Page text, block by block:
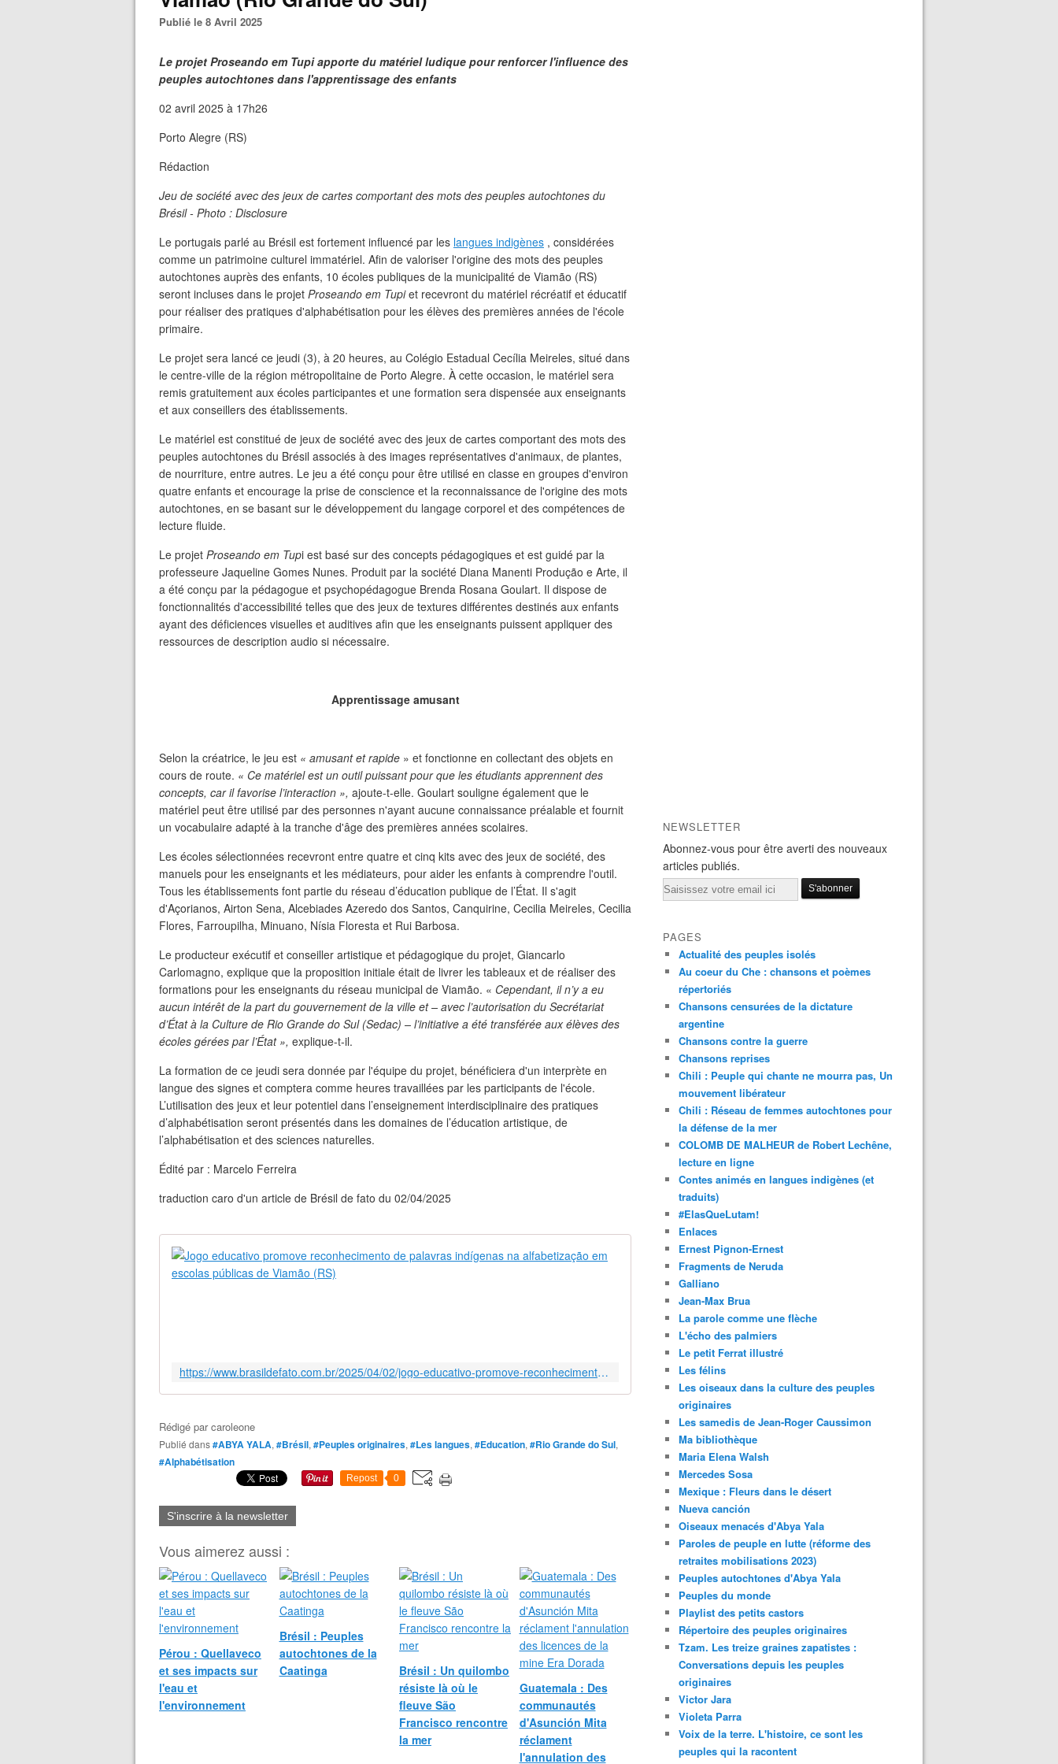
Publié le 8 Avril 2025
Le projet Proseando em Tupi apporte du matériel ludique pour renforcer l'influence des
peuples autochtones dans l'apprentissage des enfants
02 avril 2025 à 17h26
Porto Alegre (RS)
Rédaction
Jeu de société avec des jeux de cartes comportant des mots des peuples autochtones du
Brésil - Photo : Disclosure
Le portugais parlé au Brésil est fortement influencé par les langues indigènes , considérées
comme un patrimoine culturel immatériel. Afin de valoriser l'origine des mots des peuples
autochtones auprès des enfants, 10 écoles publiques de la municipalité de Viamão (RS)
seront incluses dans le projet Proseando em Tupiet recevront du matériel récréatif et éducatif
pour réaliser des pratiques d'alphabétisation pour les élèves des premières années de l'école
primaire.
Le projet sera lancé ce jeudi (3), à 20 heures, au Colégio Estadual Cecília Meireles, situé dans
le centre-ville de la région métropolitaine de Porto Alegre. À cette occasion, le matériel sera
remis gratuitement aux écoles participantes et une formation sera dispensée aux enseignants
et aux conseillers des établissements.
Le matériel est constitué de jeux de société avec des jeux de cartes comportant des mots des
peuples autochtones du Brésil associés à des images représentatives d'animaux, de plantes,
de nourriture, entre autres. Le jeu a été conçu pour être utilisé en classe en groupes d'environ
quatre enfants et encourage la prise de conscience et la reconnaissance de l'origine des mots
autochtones, en se basant sur le développement du langage corporel et des compétences de
lecture fluide.
Le projet Proseando em Tupi est basé sur des concepts pédagogiques et est guidé par la
professeure Jaqueline Gomes Nunes. Produit par la société Diana Manenti Produção e Arte, il
a été conçu par la pédagogue et psychopédagogue Brenda Rosana Goulart. Il dispose de
fonctionnalités d'accessibilité telles que des jeux de textures différentes destinés aux enfants
ayant des déficiences visuelles et auditives afin que les enseignants puissent appliquer des
ressources de description audio si nécessaire.
Apprentissage amusant
Selon la créatrice, le jeu est « amusant et rapide » et fonctionne en collectant des objets en
cours de route. « Ce matériel est un outil puissant pour que les étudiants apprennent des
concepts, car il favorise l’interaction », ajoute-t-elle. Goulart souligne également que le
matériel peut être utilisé par des personnes n'ayant aucune connaissance préalable et fournit
un vocabulaire adapté à la tranche d'âge des premières années scolaires.
Les écoles sélectionnées recevront entre quatre et cinq kits avec des jeux de société, des
manuels pour les enseignants et les médiateurs, pour aider les enfants à comprendre l'outil.
Tous les établissements font partie du réseau d’éducation publique de l’État. Il s'agit
d'Açorianos, Airton Sena, Alcebiades Azeredo dos Santos, Canquirine, Cecilia Meireles, Cecilia
Flores, Farroupilha, Minuano, Nísia Floresta et Rui Barbosa.
Le producteur exécutif et conseiller artistique et pédagogique du projet, Giancarlo
Carlomagno, explique que la proposition initiale était de livrer les tableaux et de réaliser des
formations pour les enseignants du réseau municipal de Viamão. « Cependant, il n’y a eu
aucun intérêt de la part du gouvernement de la ville et – avec l’autorisation du Secrétariat
d’État à la Culture de Rio Grande do Sul (Sedac) – l’initiative a été transférée aux élèves des
écoles gérées par l’État », explique-t-il.
La formation de ce jeudi sera donnée par l'équipe du projet, bénéficiera d'un interprète en
langue des signes et comptera comme heures travaillées par les participants de l'école.
L’utilisation des jeux et leur potentiel dans l’enseignement interdisciplinaire des pratiques
d’alphabétisation seront présentés dans les domaines de l’éducation artistique, de
l’alphabétisation et des sciences naturelles.
Édité par : Marcelo Ferreira
traduction caro d'un article de Brésil de fato du 02/04/2025
Jogo educativo promove reconhecimento de palavras indígenas na
u
https://www.brasildefato.com.br/2025/04/02/jogo-educativo-promove-reconhecimento-de-palavras-indigenas-na-alfabetizacao-em-escolas-publicas-de-viamao-rs/
Rédigé parcaroleone
Publié dans#ABYA YALA, #Brésil, #Peuples originaires, #Les langues, #Education, #Rio Grande do Sul,
#Alphabétisation
Repost 0
S'inscrire à la newsletter
Vous aimerez aussi :
Pérou : Quellaveco
et ses impacts sur
l'eau et
l'environnement
Brésil : Peuples
autochtones de la
Caatinga
Brésil : Un quilombo
résiste là où le
fleuve São
Francisco rencontre
la mer
Guatemala : Des
communautés
d'Asunción Mita
réclament
l'annulation des
NEWSLETTER
Abonnez-vous pour être averti des nouveaux
articles publiés.
Email
PAGES
Actualité des peuples isolés
Au coeur du Che : chansons et poèmes
répertoriés
Chansons censurées de la dictature
argentine
Chansons contre la guerre
Chansons reprises
Chili : Peuple qui chante ne mourra pas, Un
mouvement libérateur
Chili : Réseau de femmes autochtones pour
la défense de la mer
COLOMB DE MALHEUR de Robert Lechêne,
lecture en ligne
Contes animés en langues indigènes (et
traduits)
#ElasQueLutam!
Enlaces
Ernest Pignon-Ernest
Fragments de Neruda
Galliano
Jean-Max Brua
La parole comme une flèche
L'écho des palmiers
Le petit Ferrat illustré
Les félins
Les oiseaux dans la culture des peuples
originaires
Les samedis de Jean-Roger Caussimon
Ma bibliothèque
Maria Elena Walsh
Mercedes Sosa
Mexique : Fleurs dans le désert
Nueva canción
Oiseaux menacés d'Abya Yala
Paroles de peuple en lutte (réforme des
retraites mobilisations 2023)
Peuples autochtones d'Abya Yala
Peuples du monde
Playlist des petits castors
Répertoire des peuples originaires
Tzam. Les treize graines zapatistes :
Conversations depuis les peuples
originaires
Victor Jara
Violeta Parra
Voix de la terre. L'histoire, ce sont les
peuples qui la racontent